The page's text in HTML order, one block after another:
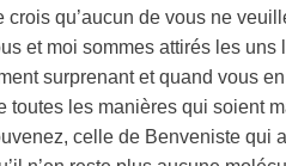
crois qu’aucun de vous ne
et moi sommes attirés les
surprenant et quand vous
toutes les manières qui soient
celle de Benveniste qui